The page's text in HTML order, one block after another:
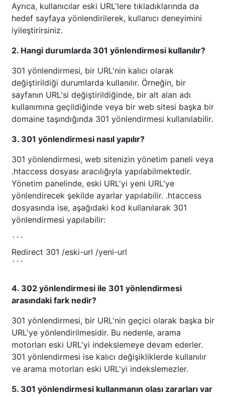
Ayrıca, kullanıcılar eski URL'lere tıkladıklarında da
hedef sayfaya yönlendirilerek, kullanıcı deneyimini
iyileştirirsiniz.
2. Hangi durumlarda 301 yönlendirmesi kullanılır?
301 yönlendirmesi, bir URL'nin kalıcı olarak
değiştirildiği durumlarda kullanılır. Örneğin, bir
sayfanın URL'si değiştirildiğinde, bir alt alan adı
kullanımına geçildiğinde veya bir web sitesi başka bir
domaine taşındığında 301 yönlendirmesi kullanılabilir.
3. 301 yönlendirmesi nasıl yapılır?
301 yönlendirmesi, web sitenizin yönetim paneli veya
.htaccess dosyası aracılığıyla yapılabilmektedir.
Yönetim panelinde, eski URL'yi yeni URL'ye
yönlendirecek şekilde ayarlar yapılabilir. .htaccess
dosyasında ise, aşağıdaki kod kullanılarak 301
yönlendirmesi yapılabilir:
```
Redirect 301 /eski-url /yeni-url
```
4. 302 yönlendirmesi ile 301 yönlendirmesi
arasındaki fark nedir?
301 yönlendirmesi, bir URL'nin geçici olarak başka bir
URL'ye yönlendirilmesidir. Bu nedenle, arama
motorları eski URL'yi indekslemeye devam ederler.
301 yönlendirmesi ise kalıcı değişikliklerde kullanılır
ve arama motorları eski URL'yi indekslemezler.
5. 301 yönlendirmesi kullanmanın olası zararları var